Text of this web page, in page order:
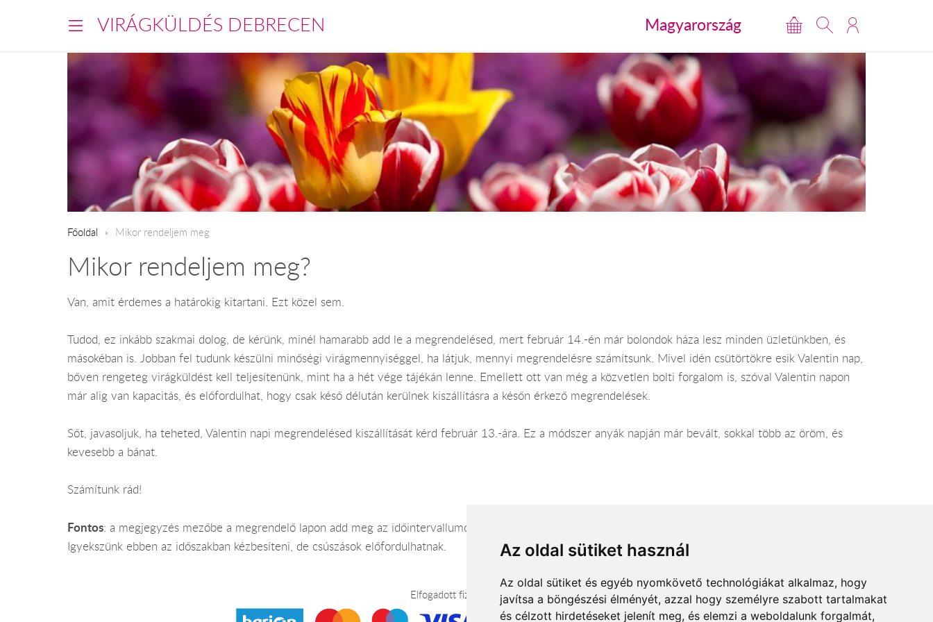
Az oldal sütiket használ
Az oldal sütiket és egyéb nyomkövető technológiákat alkalmaz, hogy
javítsa a böngészési élményét, azzal hogy személyre szabott tartalmakat
és célzott hirdetéseket jelenít meg, és elemzi a weboldalunk forgalmát,
VIRÁGKÜLDÉS DEBRECEN Magyarország
Főoldal ​Mikor rendeljem meg
Mikor rendeljem meg?
Van, amit érdemes a határokig kitartani. Ezt közel sem.
Tudod, ez inkább szakmai dolog, de kérünk, minél hamarabb add le a megrendelésed, mert február 14.-én már bolondok háza lesz minden üzletünkben, és
másokéban is. Jobban fel tudunk készülni minőségi virágmennyiséggel, ha látjuk, mennyi megrendelésre számítsunk. Mivel idén csütörtökre esik Valentin nap,
bőven rengeteg virágküldést kell teljesítenünk, mint ha a hét vége tájékán lenne. Emellett ott van még a közvetlen bolti forgalom is, szóval Valentin napon
már alig van kapacitás, és előfordulhat, hogy csak késő délután kerülnek kiszállításra a későn érkező megrendelések.
Sőt, javasoljuk, ha teheted, Valentin napi megrendelésed kiszállítását kérd február 13.-ára. Ez a módszer anyák napján már bevált, sokkal több az öröm, és
kevesebb a bánat.
Számítunk rád!
Fontos: a megjegyzés mezőbe a megrendelő lapon add meg az időintervallumot, mikor a címzett a megadott címen tartózkodik (pl: 10-14 óra között).
Igyekszünk ebben az időszakban kézbesíteni, de csúszások előfordulhatnak.
Elfogadott fizetési módok